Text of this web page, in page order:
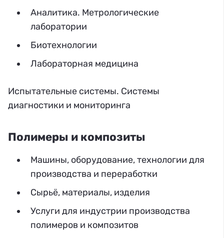
Аналитика. Метрологические
лаборатории
Биотехнологии
Лабораторная медицина
Испытательные системы. Системы
диагностики и мониторинга
Полимеры и композиты
Машины, оборудование, технологии для
производства и переработки
Сырьё, материалы, изделия
Услуги для индустрии производства
полимеров и композитов